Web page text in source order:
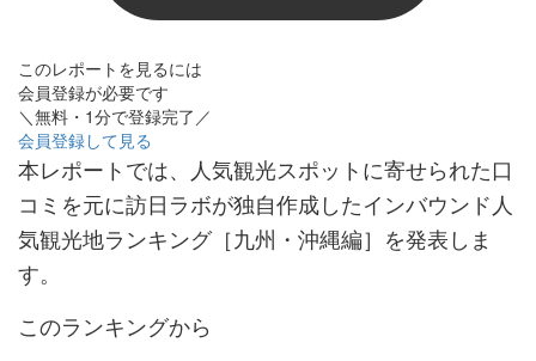
このレポートを見るには
会員登録が必要です
＼無料・1分で登録完了／
会員登録して見る
本レポートでは、人気観光スポットに寄せられた口
コミを元に訪日ラボが独自作成したインバウンド人
気観光地ランキング［九州・沖縄編］を発表しま
す。
このランキングから